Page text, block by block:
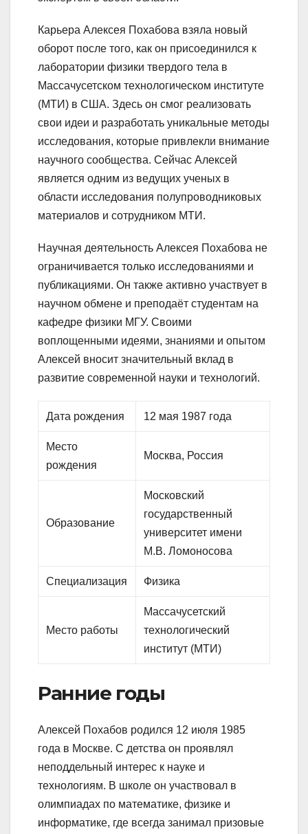
Карьера Алексея Похабова взяла новый
оборот после того, как он присоединился к
лаборатории физики твердого тела в
Массачусетском технологическом институте
(МТИ) в США. Здесь он смог реализовать
свои идеи и разработать уникальные методы
исследования, которые привлекли внимание
научного сообщества. Сейчас Алексей
является одним из ведущих ученых в
области исследования полупроводниковых
материалов и сотрудником МТИ.
Научная деятельность Алексея Похабова не
ограничивается только исследованиями и
публикациями. Он также активно участвует в
научном обмене и преподаёт студентам на
кафедре физики МГУ. Своими
воплощенными идеями, знаниями и опытом
Алексей вносит значительный вклад в
развитие современной науки и технологий.
Дата рождения 12 мая 1987 года
Место
рождения
Москва, Россия
Образование
Московский
государственный
университет имени
М.В. Ломоносова
Специализация Физика
Место работы
Массачусетский
технологический
институт (МТИ)
Ранние годы
Алексей Похабов родился 12 июля 1985
года в Москве. С детства он проявлял
неподдельный интерес к науке и
технологиям. В школе он участвовал в
олимпиадах по математике, физике и
информатике, где всегда занимал призовые